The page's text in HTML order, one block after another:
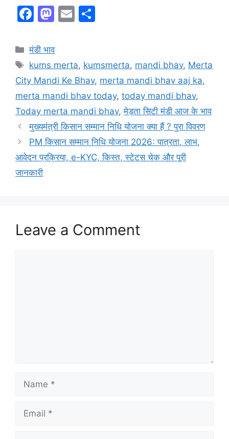
F
c
e
b
o
o
k
M
st
o
d
o
n
E
l
e
Categories
मंडी भाव
Tags
kums merta, kumsmerta, mandi bhav, Merta
City Mandi Ke Bhav, merta mandi bhav aaj ka,
merta mandi bhav today, today mandi bhav,
Today merta mandi bhav,मेड़ता सिटी मंडी आज के भाव
मुख्यमंत्री किसान सम्मान निधि योजना क्या हैं ? पुरा विवरण
PM किसान सम्मान निधि योजना 2026: पात्रता, लाभ,
आवेदन प्रक्रिया, e-KYC, किस्त, स्टेटस चेक और पूरी
जानकारी
Leave a Comment